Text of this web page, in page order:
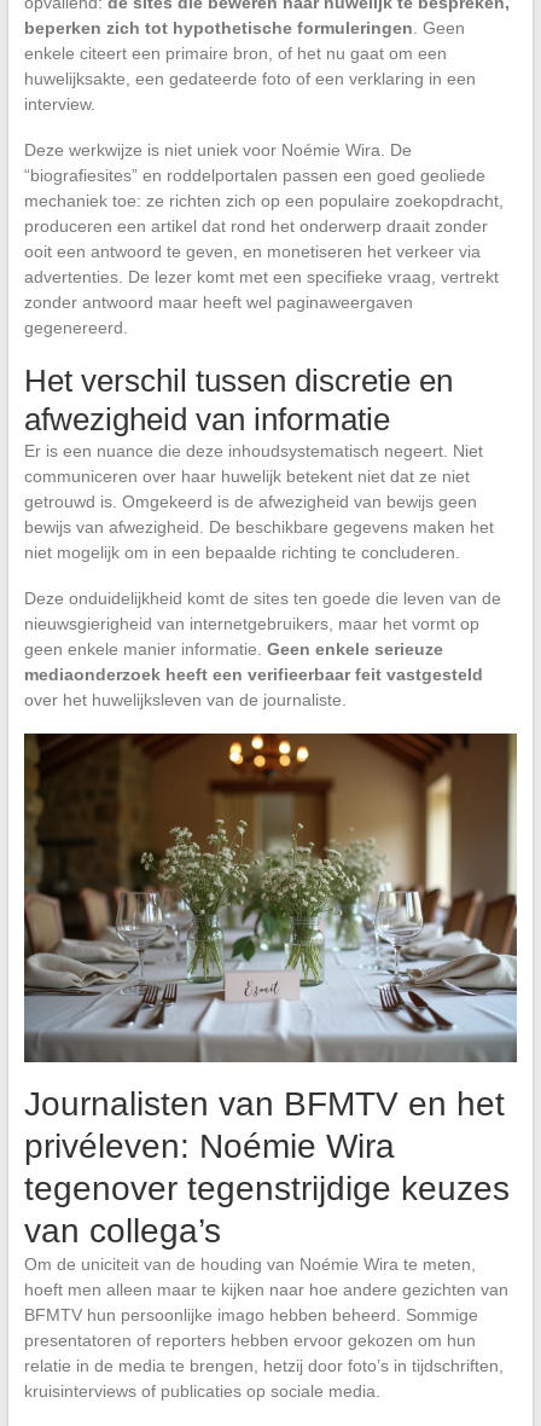
beperken zich tot hypothetische formuleringen . Geen
enkele citeert een primaire bron, of het nu gaat om een
huwelijksakte, een gedateerde foto of een verklaring in een
interview.
Deze werkwijze is niet uniek voor Noémie Wira. De
“biografiesites” en roddelportalen passen een goed geoliede
mechaniek toe: ze richten zich op een populaire zoekopdracht,
produceren een artikel dat rond het onderwerp draait zonder
ooit een antwoord te geven, en monetiseren het verkeer via
advertenties. De lezer komt met een specifieke vraag, vertrekt
zonder antwoord maar heeft wel paginaweergaven
gegenereerd.
Het verschil tussen discretie en
afwezigheid van informatie
Er is een nuance die deze inhoudsystematisch negeert. Niet
communiceren over haar huwelijk betekent niet dat ze niet
getrouwd is. Omgekeerd is de afwezigheid van bewijs geen
bewijs van afwezigheid. De beschikbare gegevens maken het
niet mogelijk om in een bepaalde richting te concluderen.
Deze onduidelijkheid komt de sites ten goede die leven van de
nieuwsgierigheid van internetgebruikers, maar het vormt op
geen enkele manier informatie. Geen enkele serieuze
mediaonderzoek heeft een verifieerbaar feit vastgesteld
over het huwelijksleven van de journaliste.
Journalisten van BFMTV en het
privéleven: Noémie Wira
tegenover tegenstrijdige keuzes
van collega’s
Om de uniciteit van de houding van Noémie Wira te meten,
hoeft men alleen maar te kijken naar hoe andere gezichten van
BFMTV hun persoonlijke imago hebben beheerd. Sommige
presentatoren of reporters hebben ervoor gekozen om hun
relatie in de media te brengen, hetzij door foto’s in tijdschriften,
kruisinterviews of publicaties op sociale media.